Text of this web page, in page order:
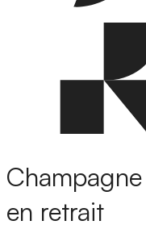
en retrait